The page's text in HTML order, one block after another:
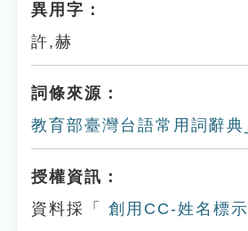
異用字：
許,赫
詞條來源：
教育部臺灣台語常用詞辭典
授權資訊：
資料採「
創用CC-姓名標